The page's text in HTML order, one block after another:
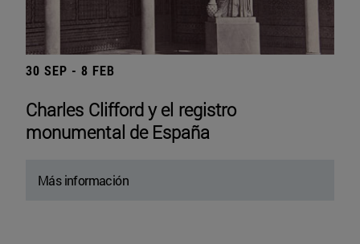
30 SEP - 8 FEB
Charles Clifford y el registro
monumental de España
Más información